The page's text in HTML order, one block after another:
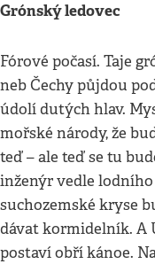
Grónský ledovec
Fórové počasí. Taje
neb Čechy půjdou
údolí dutých hlav.
mořské národy, že
teď – ale teď se tu
inženýr vedle
suchozemské kryse
dávat kormidelník. A
postaví obří kánoe.